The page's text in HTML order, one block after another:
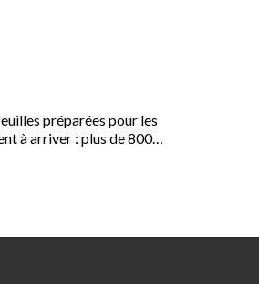
préparées pour les
à arriver : plus de 800